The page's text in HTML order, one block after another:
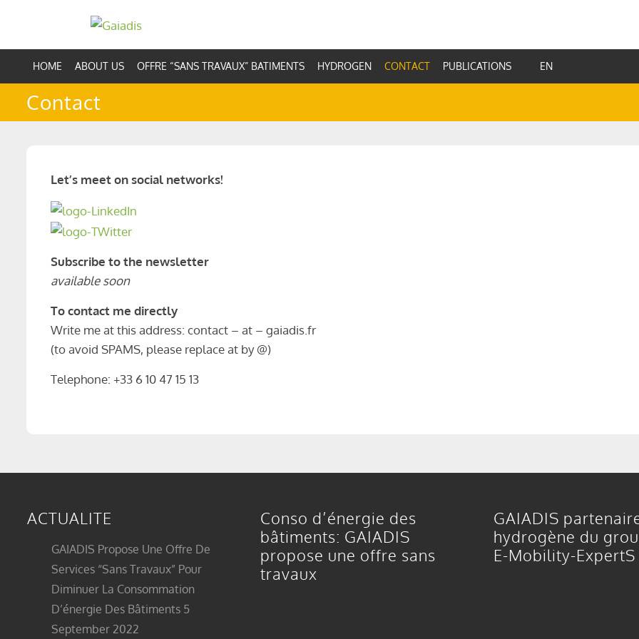
content
HOME ABOUT US OFFRE “SANS TRAVAUX” BATIMENTS HYDROGEN CONTACT PUBLICATIONS EN
Contact
Let’s meet on social networks!
Subscribe to the newsletter
available soon
To contact me directly
Write me at this address: contact – at – gaiadis.fr
(to avoid SPAMS, please replace at by @)
Telephone: +33 6 10 47 15 13
ACTUALITE
GAIADIS Propose Une Offre De
Services “sans Travaux” Pour
Diminuer La Consommation
D’énergie Des Bâtiments 5
September 2022
Conso d’énergie des
bâtiments: GAIADIS
propose une offre sans
travaux
GAIADIS
hydrogène du
E-Mobility-ExpertS